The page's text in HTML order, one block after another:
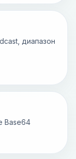
диапазон
Base64